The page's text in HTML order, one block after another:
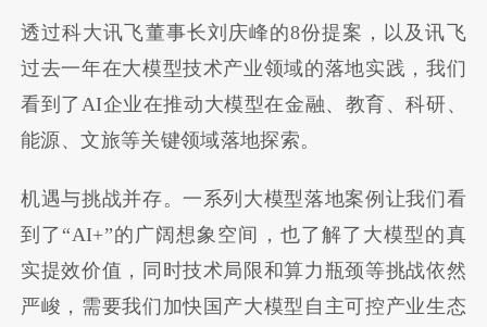
透过科大讯飞董事长刘庆峰的8份提案，以及讯飞
过去一年在大模型技术产业领域的落地实践，我们
看到了AI企业在推动大模型在金融、教育、科研、
能源、文旅等关键领域落地探索。
机遇与挑战并存。一系列大模型落地案例让我们看
到了“AI+”的广阔想象空间，也了解了大模型的真
实提效价值，同时技术局限和算力瓶颈等挑战依然
严峻，需要我们加快国产大模型自主可控产业生态